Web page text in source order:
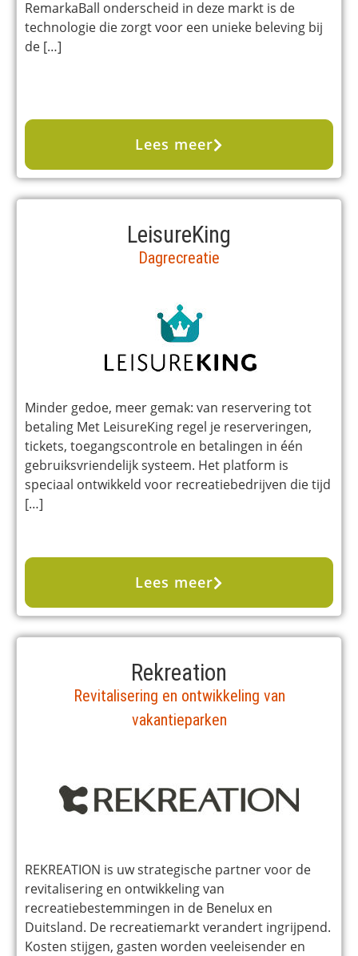
RemarkaBall onderscheid in deze markt is de
technologie die zorgt voor een unieke beleving bij
de […]
Lees meer
LeisureKing
Dagrecreatie
Minder gedoe, meer gemak: van reservering tot
betaling Met LeisureKing regel je reserveringen,
tickets, toegangscontrole en betalingen in één
gebruiksvriendelijk systeem. Het platform is
speciaal ontwikkeld voor recreatiebedrijven die tijd
[…]
Lees meer
Rekreation
Revitalisering en ontwikkeling van
vakantieparken
REKREATION is uw strategische partner voor de
revitalisering en ontwikkeling van
recreatiebestemmingen in de Benelux en
Duitsland. De recreatiemarkt verandert ingrijpend.
Kosten stijgen, gasten worden veeleisender en